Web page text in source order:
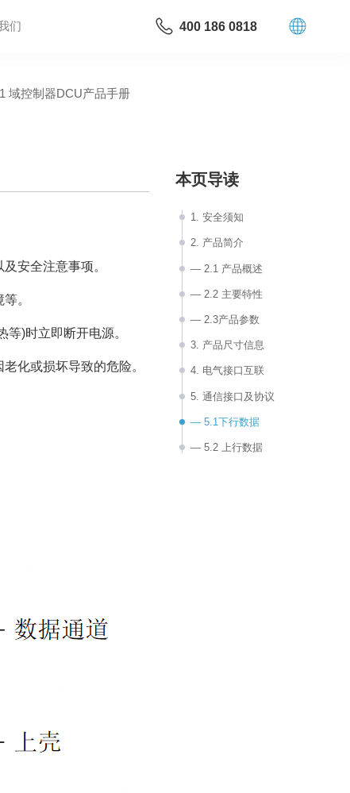
们 400 186 0818
域控制器DCU产品手册
安全注意事项。
。
)时立即断开电源。
化或损坏导致的危险。
本页导读
1. 安全须知
2. 产品简介
— 2.1 产品概述
— 2.2 主要特性
— 2.3产品参数
3. 产品尺寸信息
4. 电气接口互联
5. 通信接口及协议
— 5.1下行数据
— 5.2 上行数据